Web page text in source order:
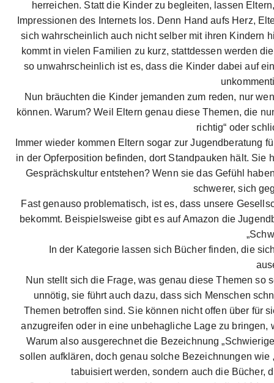
herreichen. Statt die Kinder zu begleiten, lassen
Impressionen des Internets los. Denn Hand aufs Herz,
sich wahrscheinlich auch nicht selber mit ihren Kindern
kommt in vielen Familien zu kurz, stattdessen werden
so unwahrscheinlich ist es, dass die Kinder dabei auf
Nun bräuchten die Kinder jemanden zum reden, nur
können. Warum? Weil Eltern genau diese Themen, die
richtig“ oder
Immer wieder kommen Eltern sogar zur Jugendberatung
in der Opferposition befinden, dort Standpauken hält.
Gesprächskultur entstehen? Wenn sie das Gefühl
schwerer, sich
Fast genauso problematisch, ist es, dass unsere
bekommt. Beispielsweise gibt es auf Amazon die
In der Kategorie lassen sich Bücher finden, die
Nun stellt sich die Frage, was genau diese Themen
unnötig, sie führt auch dazu, dass sich Menschen
Themen betroffen sind. Sie können nicht offen über für
anzugreifen oder in eine unbehagliche Lage zu
Warum also ausgerechnet die Bezeichnung
sollen aufklären, doch genau solche Bezeichnungen
tabuisiert werden, sondern auch die Bücher,